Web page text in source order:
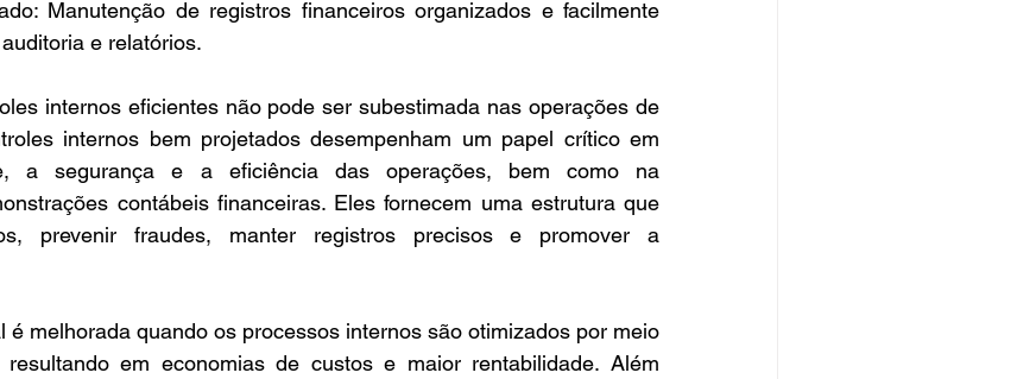
Manutenção de registros financeiros organizados e facilmente
e relatórios.
internos eficientes não pode ser subestimada nas operações de
internos bem projetados desempenham um papel crítico em
a segurança e a eficiência das operações, bem como na
contábeis financeiras. Eles fornecem uma estrutura que
prevenir fraudes, manter registros precisos e promover a
é melhorada quando os processos internos são otimizados por meio
em economias de custos e maior rentabilidade. Além